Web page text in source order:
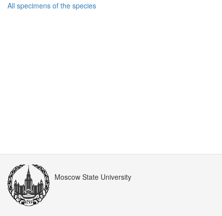
All specimens of the species
Moscow State University